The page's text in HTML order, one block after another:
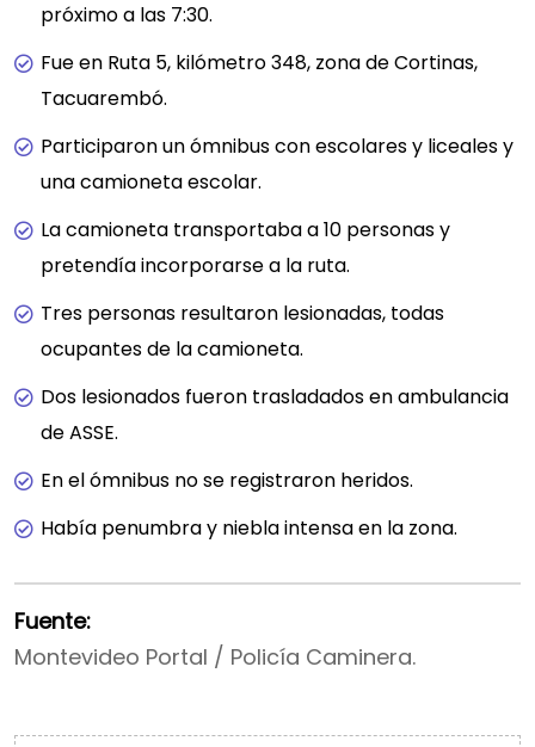
próximo a las 7:30.
Fue en Ruta 5, kilómetro 348, zona de Cortinas,
Tacuarembó.
Participaron un ómnibus con escolares y liceales y
una camioneta escolar.
La camioneta transportaba a 10 personas y
pretendía incorporarse a la ruta.
Tres personas resultaron lesionadas, todas
ocupantes de la camioneta.
Dos lesionados fueron trasladados en ambulancia
de ASSE.
En el ómnibus no se registraron heridos.
Había penumbra y niebla intensa en la zona.
Fuente:
Montevideo Portal / Policía Caminera.